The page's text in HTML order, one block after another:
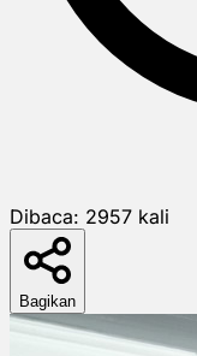
Dibaca: 2957 kali
Bagikan